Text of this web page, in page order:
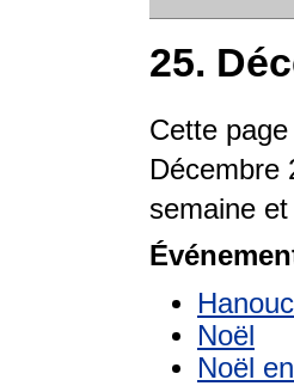
25.
Cette
Décembre
semaine
Noël
Noël